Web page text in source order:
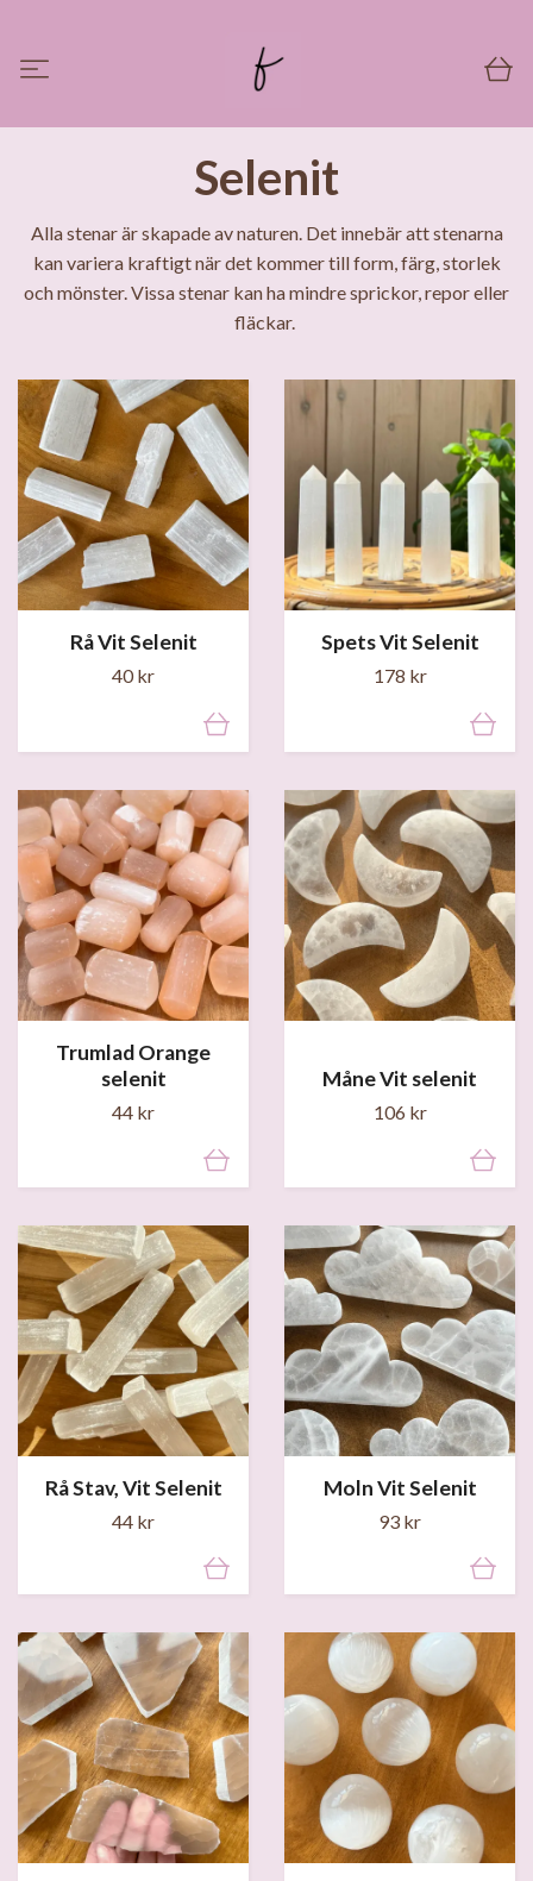
Selenit
Alla stenar är skapade av naturen. Det innebär att stenarna
kan variera kraftigt när det kommer till form, färg, storlek
och mönster. Vissa stenar kan ha mindre sprickor, repor eller
fläckar.
Rå Vit Selenit
40 kr
Spets Vit Selenit
178 kr
Trumlad Orange
selenit
44 kr
Måne Vit selenit
106 kr
Rå Stav, Vit Selenit
44 kr
Moln Vit Selenit
93 kr